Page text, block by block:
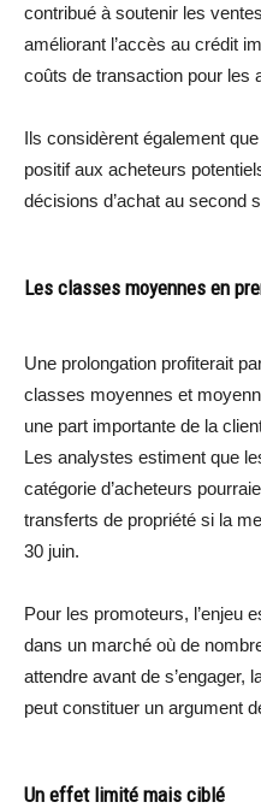
contribué à soutenir les
améliorant l’accès au crédit
coûts de transaction pour les
Ils considèrent également
positif aux acheteurs
décisions d’achat au second
Les classes moyennes en
Une prolongation profiterait
classes moyennes et
une part importante de la
Les analystes estiment que
catégorie d’acheteurs
transferts de propriété si la
30 juin.
Pour les promoteurs, l’enjeu
dans un marché où de
attendre avant de s’engager,
peut constituer un argument
Un effet limité mais ciblé